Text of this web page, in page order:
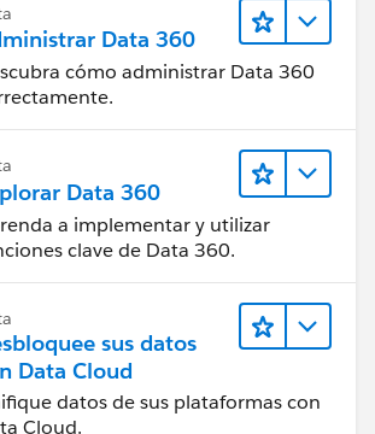
Data 360
cómo administrar Data 360
Data 360
a implementar y utilizar
clave de Data 360.
sus datos
Data Cloud
datos de sus plataformas con
Cloud.